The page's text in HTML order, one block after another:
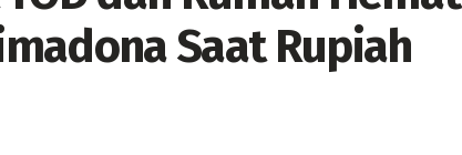
Saat Rupiah